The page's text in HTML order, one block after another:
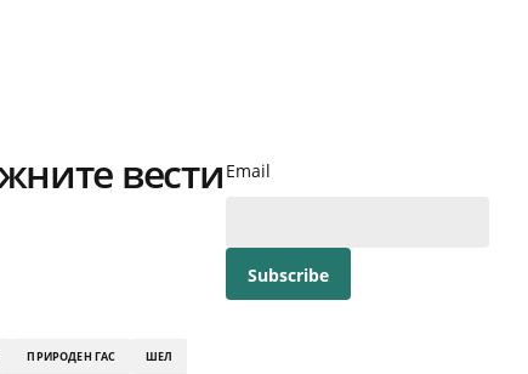
вести Email
ПРИРОДЕН ГАС ШЕЛ